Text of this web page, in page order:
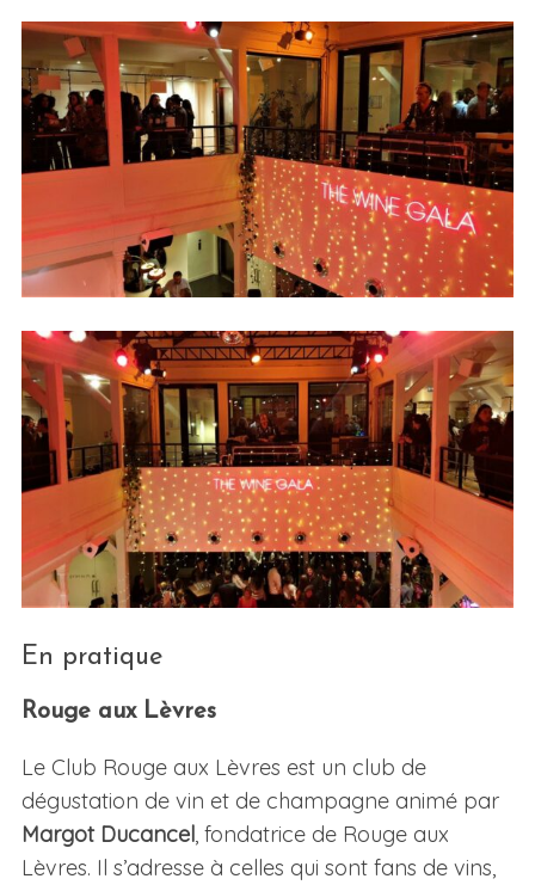
En pratique
Rouge aux Lèvres
Le Club Rouge aux Lèvres est un club de
dégustation de vin et de champagne animé par
Margot Ducancel, fondatrice de Rouge aux
Lèvres. Il s’adresse à celles qui sont fans de vins,